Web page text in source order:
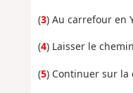
(3) Au carrefour en
(4) Laisser le
(5) Continuer sur